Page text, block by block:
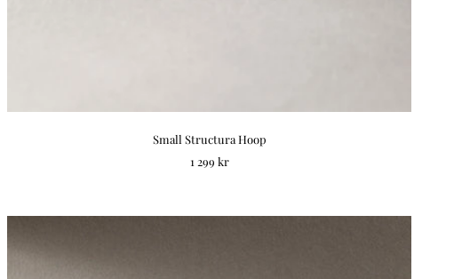
Small Structura Hoop
REA-pris
1 299 kr